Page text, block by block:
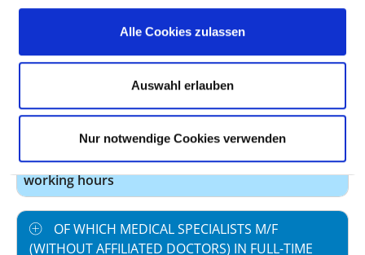
Alle Cookies zulassen
Auswahl erlauben
Nur notwendige Cookies verwenden
employment
Case by number
112,81
prevailing collectively
agreed weekly
working hours
42,0
OF WHICH MEDICAL SPECIALISTS M/F
(WITHOUT AFFILIATED DOCTORS) IN FULL-TIME